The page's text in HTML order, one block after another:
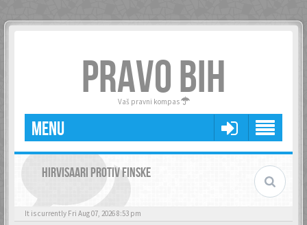
PRAVO BIH
Vaš pravni kompas
MENU
HIRVISAARI PROTIV FINSKE
It is currently Fri Aug 07, 2026 8:53 pm